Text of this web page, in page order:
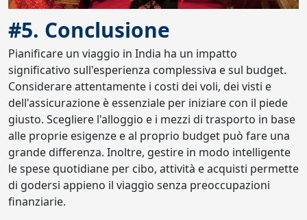
#5. Conclusione
Pianificare un viaggio in India ha un impatto
significativo sull'esperienza complessiva e sul budget.
Considerare attentamente i costi dei voli, dei visti e
dell'assicurazione è essenziale per iniziare con il piede
giusto. Scegliere l'alloggio e i mezzi di trasporto in base
alle proprie esigenze e al proprio budget può fare una
grande differenza. Inoltre, gestire in modo intelligente
le spese quotidiane per cibo, attività e acquisti permette
di godersi appieno il viaggio senza preoccupazioni
finanziarie.